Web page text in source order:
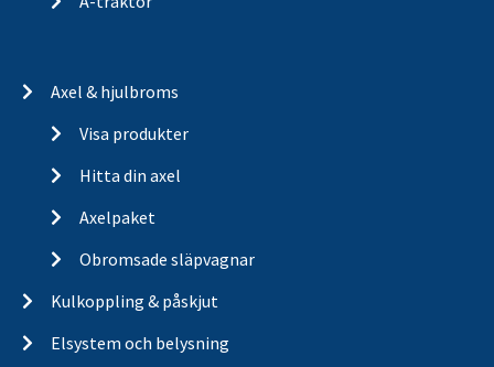
Axel & hjulbroms
Visa produkter
Hitta din axel
Axelpaket
Obromsade släpvagnar
Kulkoppling & påskjut
Elsystem och belysning